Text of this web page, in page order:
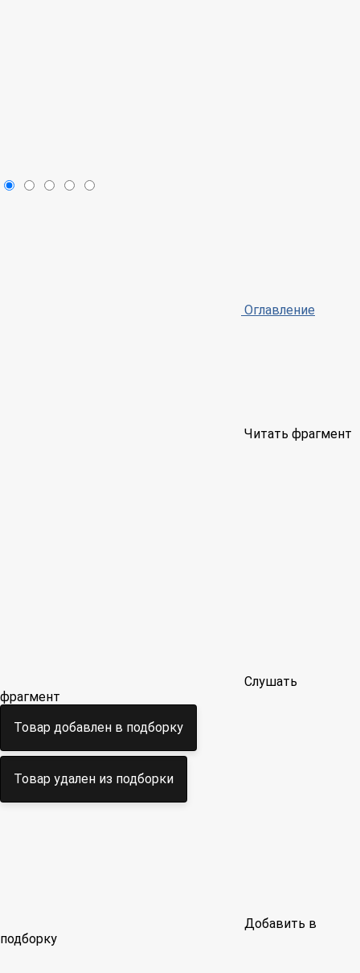
Оглавление
Читать фрагмент
Слушать
фрагмент
Товар добавлен в подборку
Товар удален из подборки
Добавить в
подборку